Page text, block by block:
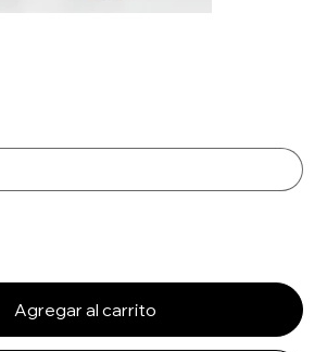
Agregar al carrito